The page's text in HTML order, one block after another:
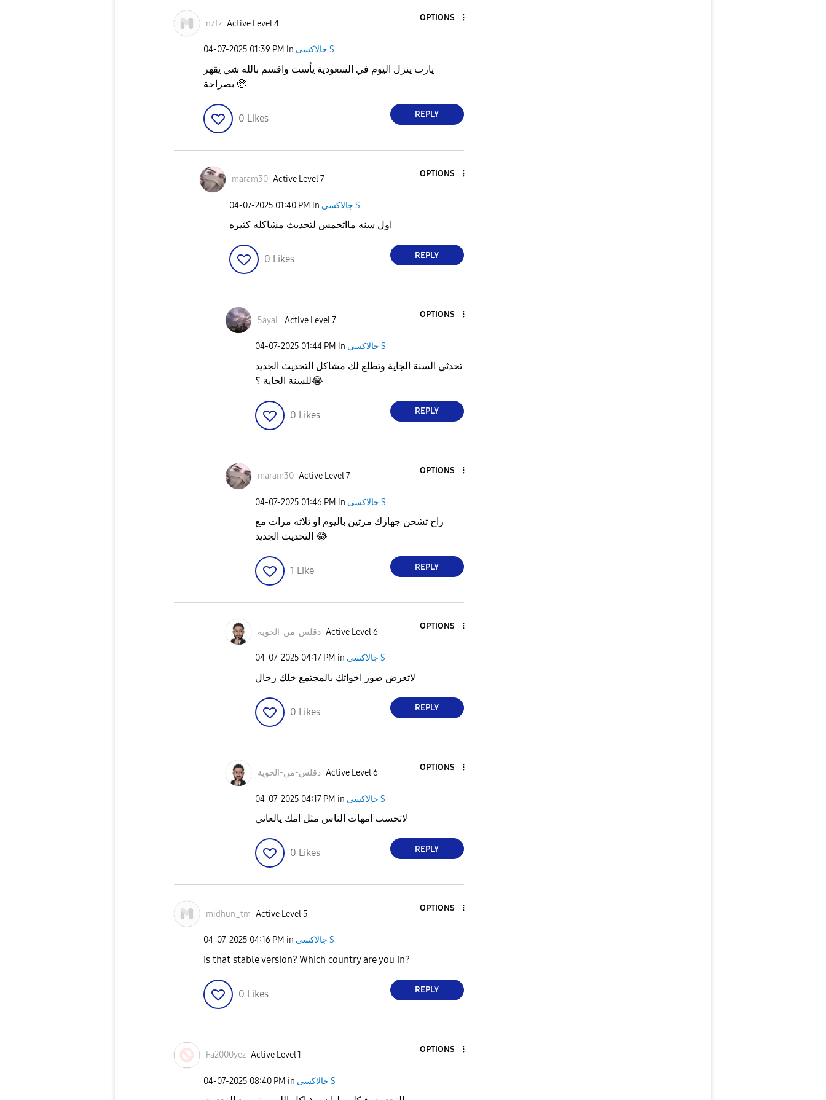
n7fz Active Level 4
OPTIONS
‎04-07-2025 01:39 PM in جالاكسى S
يارب ينزل اليوم في السعودية يأست واقسم بالله شي يقهر
بصراحة 🥺
0 Likes REPLY
maram30 Active Level 7
OPTIONS
‎04-07-2025 01:40 PM in جالاكسى S
اول سنه مااتحمس لتحديث مشاكله كثيره
0 Likes REPLY
5ayaL Active Level 7
OPTIONS
‎04-07-2025 01:44 PM in جالاكسى S
تحدثي السنة الجاية وتطلع لك مشاكل التحديث الجديد
للسنة الجاية ؟😂
0 Likes REPLY
maram30 Active Level 7
OPTIONS
‎04-07-2025 01:46 PM in جالاكسى S
راح تشحن جهازك مرتين باليوم او ثلاثه مرات مع
😂
1 Like REPLY
دقلس-من-الحوية Active Level 6
OPTIONS
‎04-07-2025 04:17 PM in جالاكسى S
لاتعرض صور اخواتك بالمجتمع خلك رجال
0 Likes REPLY
دقلس-من-الحوية Active Level 6
OPTIONS
‎04-07-2025 04:17 PM in جالاكسى S
لاتحسب امهات الناس مثل امك يالعاني
0 Likes REPLY
midhun_tm Active Level 5
OPTIONS
‎04-07-2025 04:16 PM in جالاكسى S
Is that stable version? Which country are you in?
0 Likes REPLY
Fa2000yez Active Level 1
OPTIONS
‎04-07-2025 08:40 PM in جالاكسى S